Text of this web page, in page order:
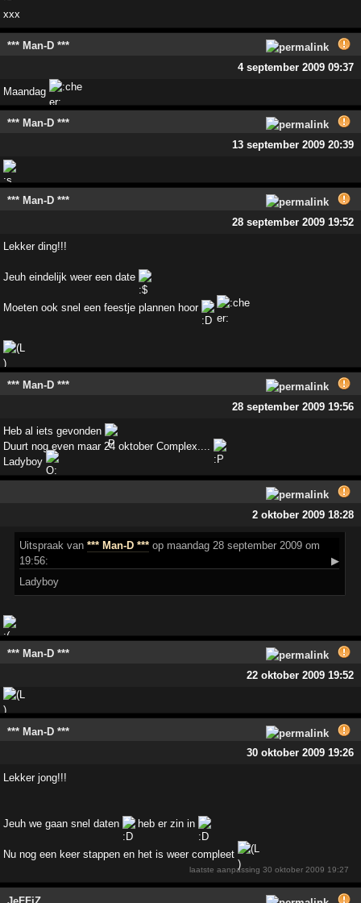
xxx
*** Man-D ***
4 september 2009 09:37
Maandag
*** Man-D ***
13 september 2009 20:39
*** Man-D ***
28 september 2009 19:52
Lekker ding!!!
Jeuh eindelijk weer een date
Moeten ook snel een feestje plannen hoor
*** Man-D ***
28 september 2009 19:56
Heb al iets gevonden
Duurt nog even maar 24 oktober Complex....
Ladyboy
2 oktober 2009 18:28
Uitspraak van*** Man-D *** op maandag 28 september 2009 om
19:56:
▶
Ladyboy
*** Man-D ***
22 oktober 2009 19:52
*** Man-D ***
30 oktober 2009 19:26
Lekker jong!!!
Jeuh we gaan snel daten heb er zin in
Nu nog een keer stappen en het is weer compleet
laatste aanpassing30 oktober 2009 19:27